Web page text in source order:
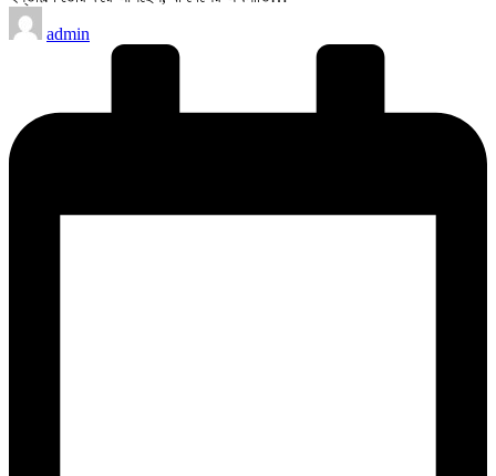
Posted
by
admin